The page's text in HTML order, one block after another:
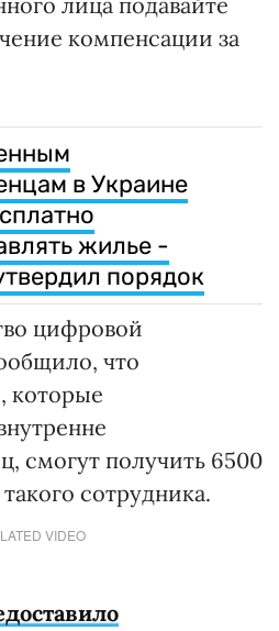
компенсации за
в Украине
жилье -
порядок
цифровой
что
которые
смогут получить 6500
сотрудника.
VIDEO